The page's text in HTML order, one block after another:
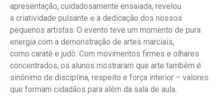
apresentação, cuidadosamente ensaiada, revelou
a criatividade pulsante e a dedicação dos nossos
pequenos artistas. O evento teve um momento de pura
energia com a demonstração de artes marciais,
como caratê e judô. Com movimentos firmes e olhares
concentrados, os alunos mostraram que arte também é
sinônimo de disciplina, respeito e força interior – valores
que formam cidadãos para além da sala de aula.